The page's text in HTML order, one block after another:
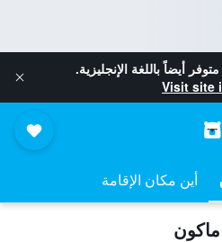
متوفر أيضاً باللغة الإنجليزية.
Visit site
أين مكان الإقامة